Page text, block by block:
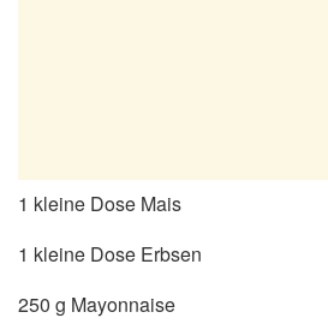
1 kleine Dose Mais
1 kleine Dose Erbsen
250 g Mayonnaise